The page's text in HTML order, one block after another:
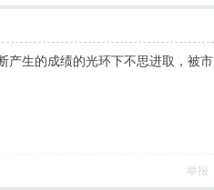
产生的成绩的光环下不思进取，被市
举报